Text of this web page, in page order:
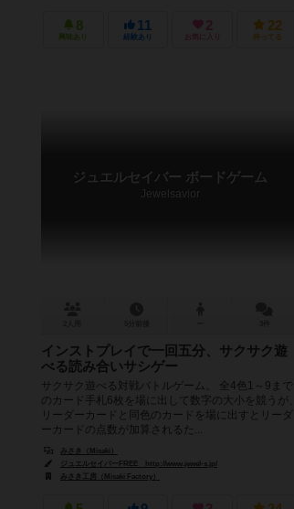
8
興味あり
11
経験あり
2
お気に入り
22
持ってる
ジュエルセイバー ボードゲーム
Jewelsavior
インストプレイで一回五分、サクサク遊
べる読み合いサシゲー
サクサク遊べる対戦バトルゲーム。 全4色1～9まで
のカード手札6枚を場に出して数字の大小を競うが、
リーダーカードと同色のカードを場に出すとリーダ
ーカードの点数が加算されるた...
みさき（Misaki）
ジュエルセイバーFREE http://www.jewel-s.jp/
みさき工房（Misaki Factory）